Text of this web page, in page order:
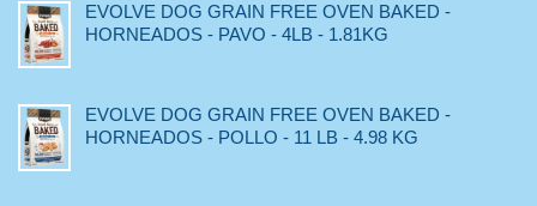
EVOLVE DOG GRAIN FREE OVEN BAKED -
HORNEADOS - PAVO - 4LB - 1.81KG
EVOLVE DOG GRAIN FREE OVEN BAKED -
HORNEADOS - POLLO - 11 LB - 4.98 KG